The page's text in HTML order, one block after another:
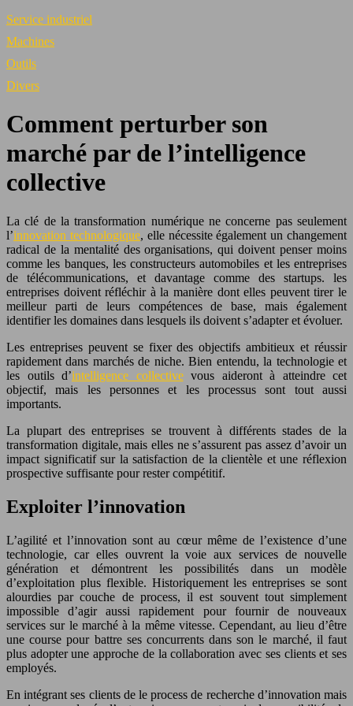
Service industriel
Machines
Outils
Divers
Comment perturber son
marché par de l’intelligence
collective
La clé de la transformation numérique ne concerne pas seulement
l’innovation technologique, elle nécessite également un changement
radical de la mentalité des organisations, qui doivent penser moins
comme les banques, les constructeurs automobiles et les entreprises
de télécommunications, et davantage comme des startups. les
entreprises doivent réfléchir à la manière dont elles peuvent tirer le
meilleur parti de leurs compétences de base, mais également
identifier les domaines dans lesquels ils doivent s’adapter et évoluer.
Les entreprises peuvent se fixer des objectifs ambitieux et réussir
rapidement dans marchés de niche. Bien entendu, la technologie et
les outils d’intelligence collectivevous aideront à atteindre cet
objectif, mais les personnes et les processus sont tout aussi
importants.
La plupart des entreprises se trouvent à différents stades de la
transformation digitale, mais elles ne s’assurent pas assez d’avoir un
impact significatif sur la satisfaction de la clientèle et une réflexion
prospective suffisante pour rester compétitif.
Exploiter l’innovation
L’agilité et l’innovation sont au cœur même de l’existence d’une
technologie, car elles ouvrent la voie aux services de nouvelle
génération et démontrent les possibilités dans un modèle
d’exploitation plus flexible. Historiquement les entreprises se sont
alourdies par couche de process, il est souvent tout simplement
impossible d’agir aussi rapidement pour fournir de nouveaux
services sur le marché à la même vitesse. Cependant, au lieu d’être
une course pour battre ses concurrents dans son le marché, il faut
plus adopter une approche de la collaboration avec ses clients et ses
employés.
En intégrant ses clients de le process de recherche d’innovation mais